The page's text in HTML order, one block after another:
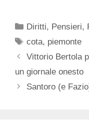
Categorie
Diritti, Pensieri,
Tag
cota, piemonte
Vittorio Bertola
un giornale onesto
Santoro (e